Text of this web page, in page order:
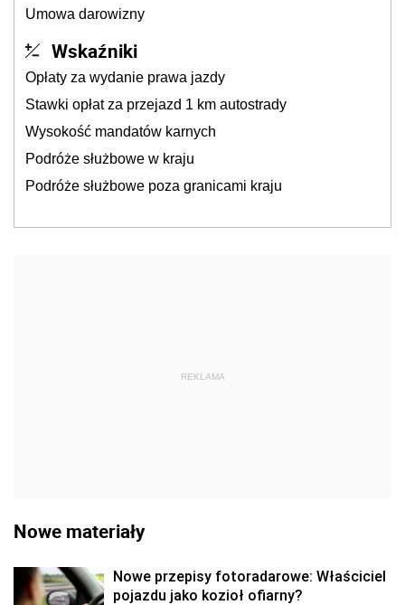
Umowa darowizny
Wskaźniki
Opłaty za wydanie prawa jazdy
Stawki opłat za przejazd 1 km autostrady
Wysokość mandatów karnych
Podróże służbowe w kraju
Podróże służbowe poza granicami kraju
REKLAMA
Nowe materiały
Nowe przepisy fotoradarowe: Właściciel
pojazdu jako kozioł ofiarny?